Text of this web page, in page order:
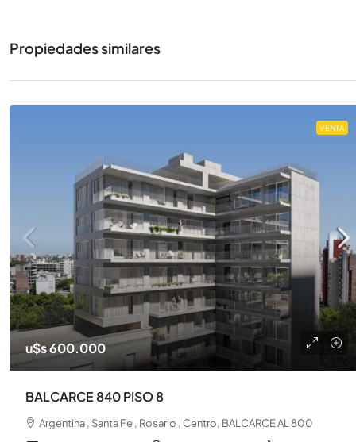
Propiedades similares
VENTA
u$s 600.000
BALCARCE 840 PISO 8
Argentina , Santa Fe , Rosario , Centro, BALCARCE AL 800